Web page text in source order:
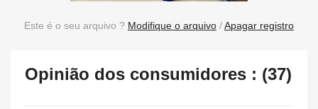
Este é o seu arquivo ? Modifique o arquivo /Apagar registro
Opinião dos consumidores : (37)